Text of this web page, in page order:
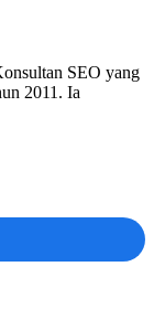
SEO yang
2011. Ia